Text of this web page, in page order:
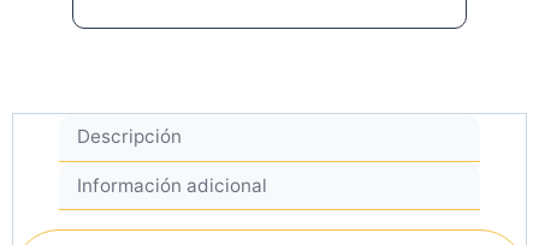
Descripción
Información adicional